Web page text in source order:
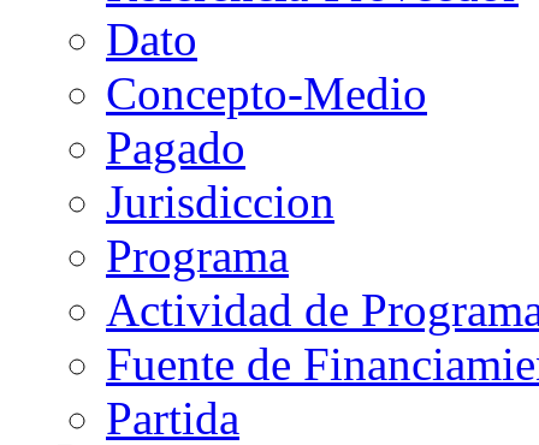
Dato
Concepto-Medio
Pagado
Jurisdiccion
Programa
Actividad de
Fuente de
Partida